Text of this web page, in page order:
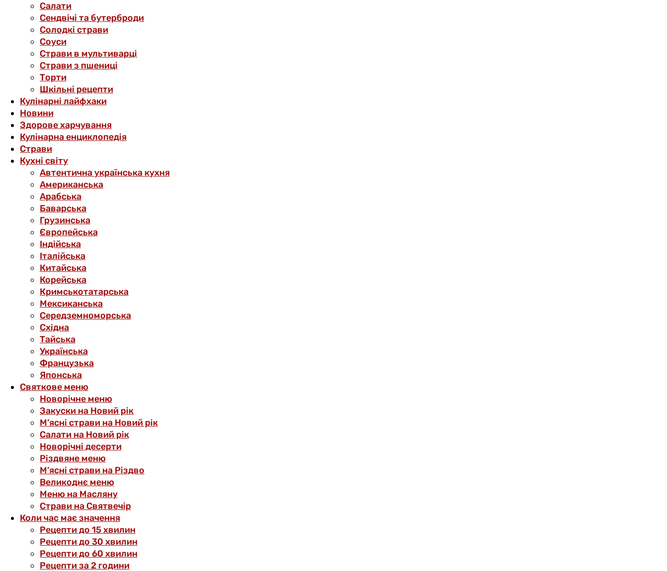
Салати
Сендвічі та бутерброди
Солодкі страви
Соуси
Страви в мультиварці
Страви з пшениці
Торти
Шкільні рецепти
Кулінарні лайфхаки
Новини
Здорове харчування
Кулінарна енциклопедія
Страви
Кухні світу
Автентична українська кухня
Американська
Арабська
Баварська
Грузинська
Європейська
Індійська
Італійська
Китайська
Корейська
Кримськотатарська
Мексиканська
Середземноморська
Східна
Тайська
Українська
Французька
Японська
Святкове меню
Новорічне меню
Закуски на Новий рік
М’ясні страви на Новий рік
Салати на Новий рік
Новорічні десерти
Різдвяне меню
М’ясні страви на Різдво
Великоднє меню
Меню на Масляну
Страви на Святвечір
Коли час має значення
Рецепти до 15 хвилин
Рецепти до 30 хвилин
Рецепти до 60 хвилин
Рецепти за 2 години